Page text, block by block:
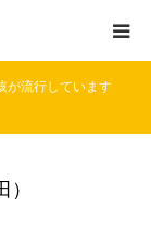
が流行しています